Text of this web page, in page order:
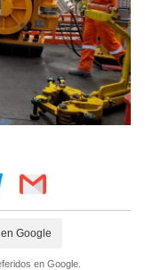
Google
en Google.